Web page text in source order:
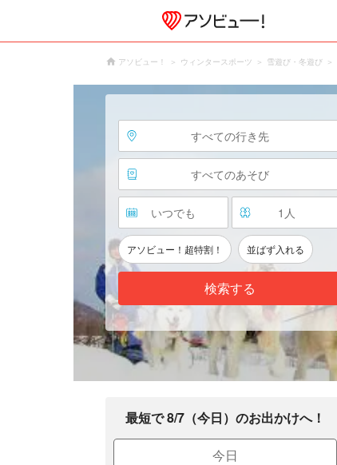
アソビュー！ ウィンタースポーツ 雪遊び・冬遊び
すべての行き先
すべてのあそび
いつでも 1 人
アソビュー！超特割！ 並ばず入れる
検索する
最短で 8/7（今日）のお出かけへ！
今日